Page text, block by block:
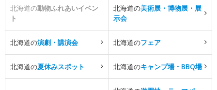
北海道の動物ふれあいイベン
ト
北海道の美術展・博物展・展
示会
北海道の演劇・講演会 北海道のフェア
北海道の夏休みスポット 北海道のキャンプ場・BBQ場